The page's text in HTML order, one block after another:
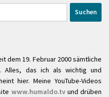
dem 19. Februar 2000 sämtliche
Alles, das ich als wichtig und
hier. Meine YouTube-Videos
www.humaldo.tvund drüben